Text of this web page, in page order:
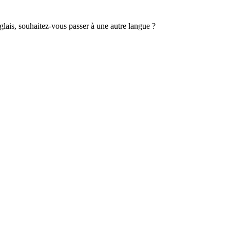
souhaitez-vous passer à une autre langue ?